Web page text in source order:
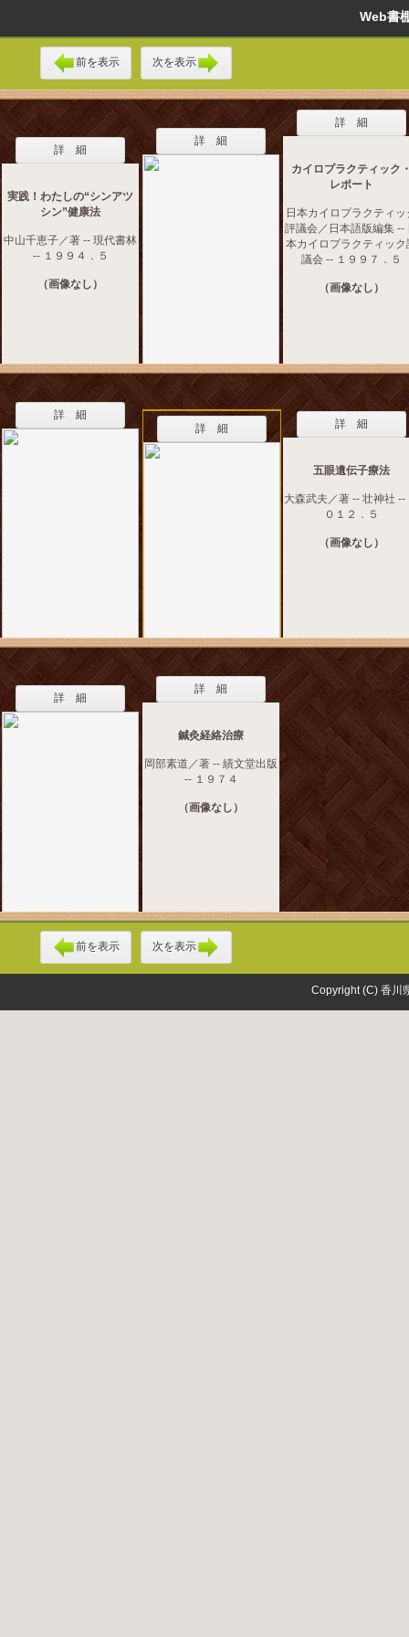
Web
前を表示 次を表示
詳 細
実践！わたしの“シンアツ
シン”健康法
中山千恵子／著 -- 現代書林
-- １９９４．５
（画像なし）
詳 細
詳 細
カイロプラクティック
レポート
日本カイロプラクティッ
評議会／日本語版編集 --
本カイロプラクティック
議会 -- １９９７．５
（画像なし）
詳 細
詳 細
詳 細
五眼遺伝子療法
大森武夫／著 -- 壮神社 --
０１２．５
（画像なし）
詳 細
詳 細
鍼灸経絡治療
岡部素道／著 -- 績文堂出版
-- １９７４
（画像なし）
前を表示 次を表示
Copyright (C) 香川